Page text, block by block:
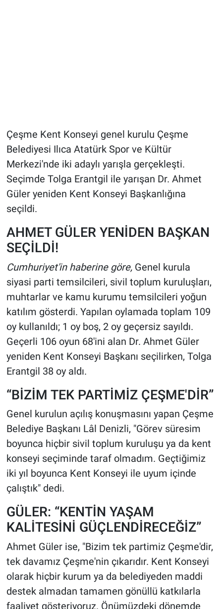
Çeşme Kent Konseyi genel kurulu Çeşme
Belediyesi Ilıca Atatürk Spor ve Kültür
Merkezi'nde iki adaylı yarışla gerçekleşti.
Seçimde Tolga Erantgil ile yarışan Dr. Ahmet
Güler yeniden Kent Konseyi Başkanlığına
seçildi.
AHMET GÜLER YENİDEN BAŞKAN
SEÇİLDİ!
Cumhuriyet'in haberine göre,Genel kurula
siyasi parti temsilcileri, sivil toplum kuruluşları,
muhtarlar ve kamu kurumu temsilcileri yoğun
katılım gösterdi. Yapılan oylamada toplam 109
oy kullanıldı; 1 oy boş, 2 oy geçersiz sayıldı.
Geçerli 106 oyun 68'ini alan Dr. Ahmet Güler
yeniden Kent Konseyi Başkanı seçilirken, Tolga
Erantgil 38 oy aldı.
“BİZİM TEK PARTİMİZ ÇEŞME'DİR”
Genel kurulun açılış konuşmasını yapan Çeşme
Belediye Başkanı Lâl Denizli, "Görev süresim
boyunca hiçbir sivil toplum kuruluşu ya da kent
konseyi seçiminde taraf olmadım. Geçtiğimiz
iki yıl boyunca Kent Konseyi ile uyum içinde
çalıştık" dedi.
GÜLER: “KENTİN YAŞAM
KALİTESİNİ GÜÇLENDİRECEĞİZ”
Ahmet Güler ise, "Bizim tek partimiz Çeşme'dir,
tek davamız Çeşme'nin çıkarıdır. Kent Konseyi
olarak hiçbir kurum ya da belediyeden maddi
destek almadan tamamen gönüllü katkılarla
faaliyet gösteriyoruz. Önümüzdeki dönemde